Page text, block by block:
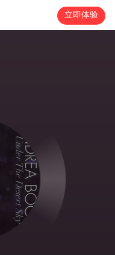
立即体验